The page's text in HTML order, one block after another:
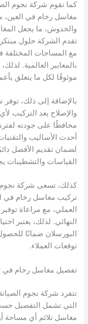
كما تقوم شركة نجوم
مغاسل رخام في العين،
والخدوش، ما يجعل
تقدم الشركة حلول
مع المساحات المختلفة
بالمعايير العالمية.
موثوقًا لكل ما يتعلق
بالإضافة إلى ذلك،
والإصلاح بعد التركيب
محافظًا على جودته
أحدث الأساليب
لضمان تقديم الأفضل
القياسات والتشطيبات
كذلك، تسعى شركة نجوم
تركيب مغاسل رخام في
العملي، مع مراعاة
النهائي. لذلك، يعتبر
البورسلان ضمانًا
توقعات العملاء.
تفصيل مغاسل رخام في
تتفرد شركة نجوم
التي تشمل التفصيل
مغاسل تلائم أي مساحة